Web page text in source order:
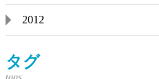
2012
タグ